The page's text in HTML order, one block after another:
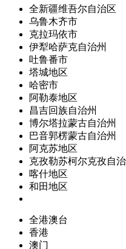
全新疆维吾尔自治区
乌鲁木齐市
克拉玛依市
伊犁哈萨克自治州
吐鲁番市
塔城地区
哈密市
阿勒泰地区
昌吉回族自治州
博尔塔拉蒙古自治州
巴音郭楞蒙古自治州
阿克苏地区
克孜勒苏柯尔克孜自
喀什地区
和田地区
全港澳台
香港
澳门